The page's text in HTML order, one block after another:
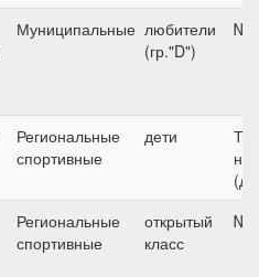
Муниципальные любители
(гр."D")
Региональные
спортивные
дети
Региональные
спортивные
открытый
класс